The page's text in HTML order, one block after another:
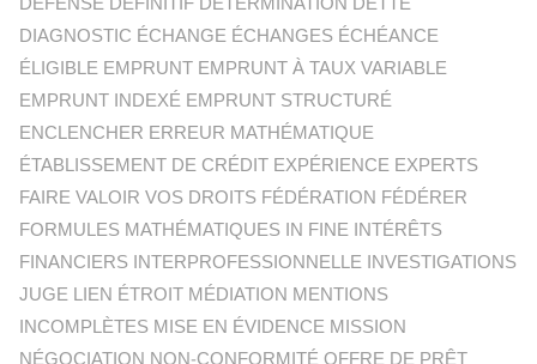
DIAGNOSTIC ÉCHANGE ÉCHANGES ÉCHÉANCE
ÉLIGIBLE EMPRUNT EMPRUNT À TAUX VARIABLE
EMPRUNT INDEXÉ EMPRUNT STRUCTURÉ
ENCLENCHER ERREUR MATHÉMATIQUE
ÉTABLISSEMENT DE CRÉDIT EXPÉRIENCE EXPERTS
FAIRE VALOIR VOS DROITS FÉDÉRATION FÉDÉRER
FORMULES MATHÉMATIQUES IN FINE INTÉRÊTS
FINANCIERS INTERPROFESSIONNELLE INVESTIGATIONS
JUGE LIEN ÉTROIT MÉDIATION MENTIONS
INCOMPLÈTES MISE EN ÉVIDENCE MISSION